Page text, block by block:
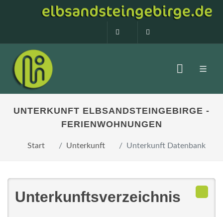
0160 99873408
UNTERKUNFT ELBSANDSTEINGEBIRGE -
FERIENWOHNUNGEN
Start Unterkunft Unterkunft Datenbank
Unterkunftsverzeichnis